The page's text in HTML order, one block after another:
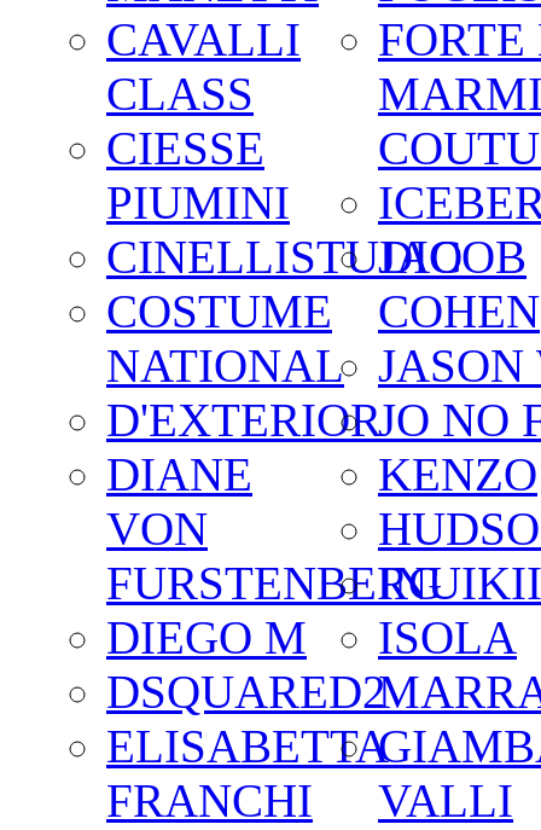
CAVALLI
CLASS
CIESSE
PIUMINI
CINELLISTUDIO
COSTUME
NATIONAL
D'EXTERIOR
DIANE
VON
FURSTENBERG
DIEGO M
DSQUARED2
ELISABETTA
FRANCHI
FORTE
JACOB
COHEN
JASON
JO NO
KENZO
INUIKII
ISOLA
VALLI